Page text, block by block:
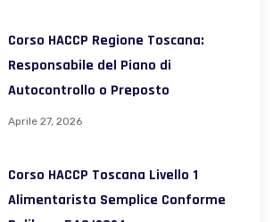
Corso HACCP Regione Toscana:
Responsabile del Piano di
Autocontrollo o Preposto
Aprile 27, 2026
Corso HACCP Toscana Livello 1
Alimentarista Semplice Conforme